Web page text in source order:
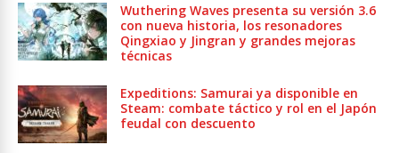
Wuthering Waves presenta su versión 3.6
con nueva historia, los resonadores
Qingxiao y Jingran y grandes mejoras
técnicas
Expeditions: Samurai ya disponible en
Steam: combate táctico y rol en el Japón
feudal con descuento